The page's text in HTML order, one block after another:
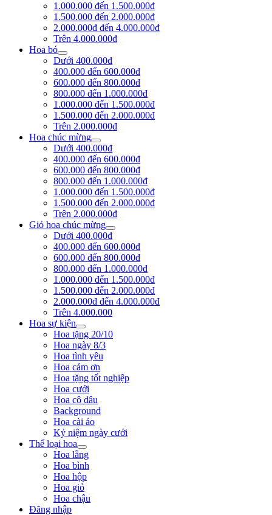
1.000.000 đến 1.500.000đ
1.500.000 đến 2.000.000đ
2.000.000đ đến 4.000.000đ
Trên 4.000.000đ
Hoa bó
Dưới 400.000đ
400.000 đến 600.000đ
600.000 đến 800.000đ
800.000 đến 1.000.000đ
1.000.000 đến 1.500.000đ
1.500.000 đến 2.000.000đ
Trên 2.000.000đ
Hoa chúc mừng
Dưới 400.000đ
400.000 đến 600.000đ
600.000 đến 800.000đ
800.000 đến 1.000.000đ
1.000.000 đến 1.500.000đ
1.500.000 đến 2.000.000đ
Trên 2.000.000đ
Giỏ hoa chúc mừng
Dưới 400.000đ
400.000 đến 600.000đ
600.000 đến 800.000đ
800.000 đến 1.000.000đ
1.000.000 đến 1.500.000đ
1.500.000 đến 2.000.000đ
2.000.000đ đến 4.000.000đ
Trên 4.000.000
Hoa sự kiện
Hoa tặng 20/10
Hoa ngày 8/3
Hoa tình yêu
Hoa cảm ơn
Hoa tặng tốt nghiệp
Hoa cưới
Hoa cô dâu
Background
Hoa cài áo
Kỷ niệm ngày cưới
Thể loại hoa
Hoa lẵng
Hoa bình
Hoa hộp
Hoa giỏ
Hoa chậu
Đăng nhập